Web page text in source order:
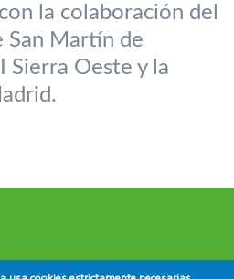
la colaboración del
San Martín de
Sierra Oeste y la